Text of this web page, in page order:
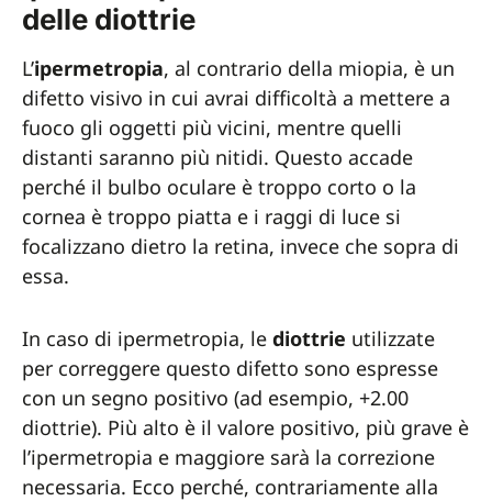
delle diottrie
L’ipermetropia, al contrario della miopia, è un
difetto visivo in cui avrai difficoltà a mettere a
fuoco gli oggetti più vicini, mentre quelli
distanti saranno più nitidi. Questo accade
perché il bulbo oculare è troppo corto o la
cornea è troppo piatta e i raggi di luce si
focalizzano dietro la retina, invece che sopra di
essa.
In caso di ipermetropia, le diottrie utilizzate
per correggere questo difetto sono espresse
con un segno positivo (ad esempio, +2.00
diottrie). Più alto è il valore positivo, più grave è
l’ipermetropia e maggiore sarà la correzione
necessaria. Ecco perché, contrariamente alla